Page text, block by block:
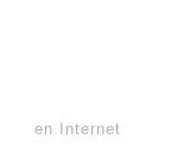
en Internet